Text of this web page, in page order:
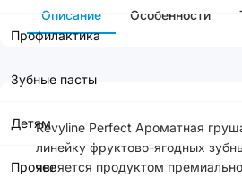
Профилактика
Зубные пасты
Детям
Прочее
Описание Особенности
Revyline Perfect Ароматная
линейку фруктово-ягодных
является продуктом